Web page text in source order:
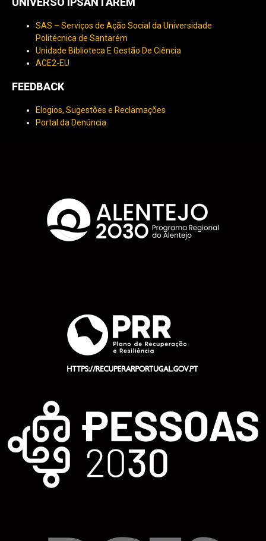
SAS – Serviços de Ação Social da Universidade
Politécnica de Santarém
Unidade Biblioteca E Gestão De Ciência
ACE2-EU
FEEDBACK
Elogios, Sugestões e Reclamações
Portal da Denúncia